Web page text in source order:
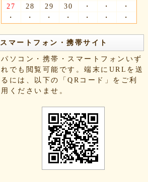
27
28 29 30 ・ ・
・
・
・ ・ ・ ・ ・ ・
スマートフォン・携帯サイト
パソコン・携帯・スマートフォンいず
れでも閲覧可能です。端末にURLを送
るには、以下の「QRコード」をご利
用くださいませ。